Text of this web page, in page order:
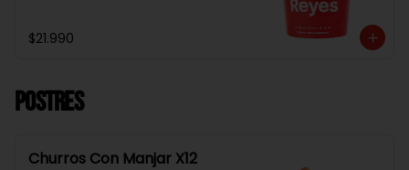
$21.990
Postres
Churros Con Manjar X12